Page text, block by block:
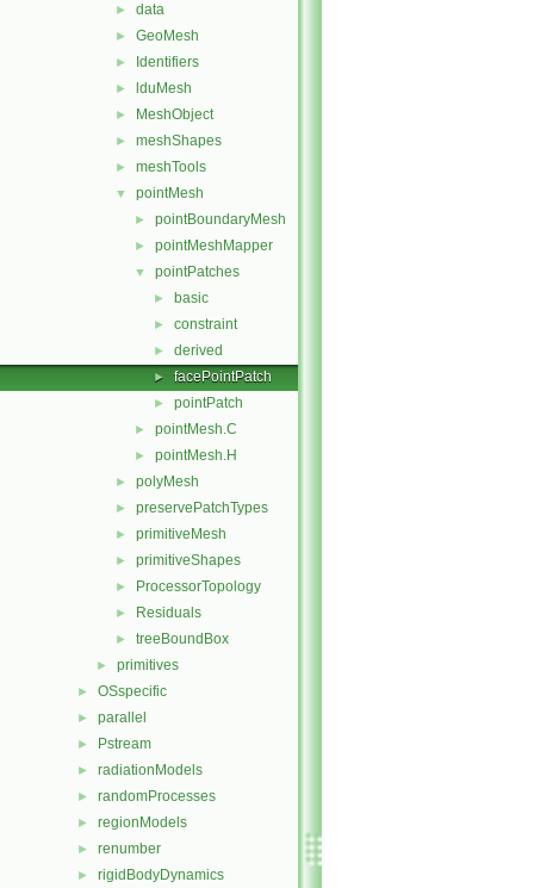
► data
► GeoMesh
► Identifiers
► lduMesh
► MeshObject
► meshShapes
► meshTools
▼ pointMesh
► pointBoundaryMesh
► pointMeshMapper
▼ pointPatches
► basic
► constraint
► derived
► facePointPatch
► pointPatch
► pointMesh.C
► pointMesh.H
► polyMesh
► preservePatchTypes
► primitiveMesh
► primitiveShapes
► ProcessorTopology
► Residuals
► treeBoundBox
► primitives
► OSspecific
► parallel
► Pstream
► radiationModels
► randomProcesses
► regionModels
► renumber
► rigidBodyDynamics